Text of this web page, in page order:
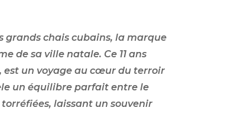
grands chais cubains, la marque
de sa ville natale. Ce 11 ans
est un voyage au cœur du terroir
un équilibre parfait entre le
laissant un souvenir